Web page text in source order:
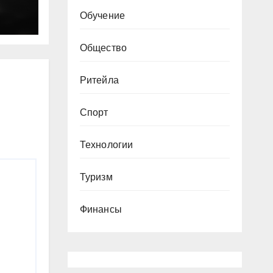
Обучение
Общество
Ритейла
Спорт
Технологии
Туризм
Финансы